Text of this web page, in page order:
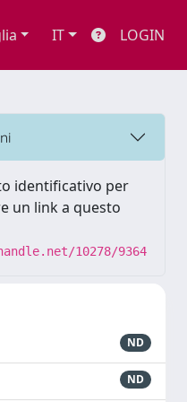
IT LOGIN
identificativo per
un link a questo
10278/9364
ND
ND